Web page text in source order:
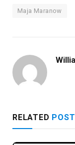
Maja Maranow
RELATED